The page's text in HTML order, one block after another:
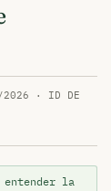
2026 · ID DE
entender la